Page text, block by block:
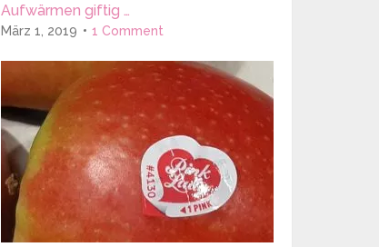
Aufwärmen giftig …
März 1, 2019 1 Comment